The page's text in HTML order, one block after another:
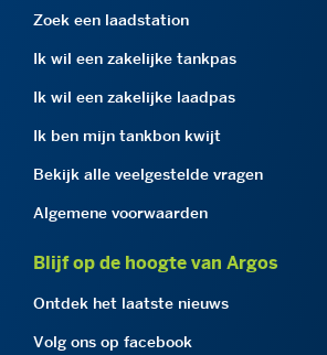
Zoek een laadstation
Ik wil een zakelijke tankpas
Ik wil een zakelijke laadpas
Ik ben mijn tankbon kwijt
Bekijk alle veelgestelde vragen
Algemene voorwaarden
Blijf op de hoogte van Argos
Ontdek het laatste nieuws
Volg ons op facebook